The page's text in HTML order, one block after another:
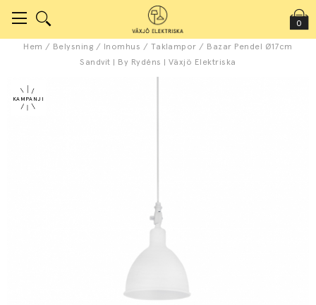
0
Hem / Belysning / Inomhus / Taklampor / Bazar Pendel Ø17cm
Sandvit | By Rydéns | Växjö Elektriska